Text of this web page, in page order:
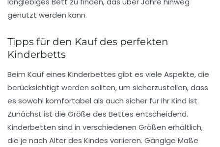
genutzt werden kann.
Tipps für den Kauf des perfekten
Kinderbetts
Beim Kauf eines Kinderbettes gibt es viele Aspekte, die
berücksichtigt werden sollten, um sicherzustellen, dass
es sowohl komfortabel als auch sicher für Ihr Kind ist.
Zunächst ist die Größe des Bettes entscheidend.
Kinderbetten sind in verschiedenen Größen erhältlich,
die je nach Alter des Kindes variieren. Gängige Maße